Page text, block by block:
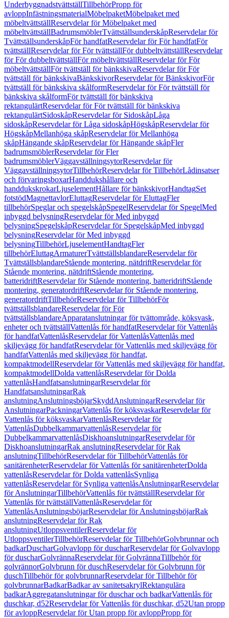
UnderbyggnadstvättställTillbehörPropp för
avloppInfästningsmaterialMöbelpaketMöbelpaket med
möbeltvättställReservdelar för Möbelpaket med
möbeltvättställBadrumsmöblerTvättställsunderskåpReservdelar för
TvättställsunderskåpFör handfatReservdelar för För handfatFör
tvättställReservdelar för För tvättställFör dubbeltvättställReservdelar
för För dubbeltvättställFör möbeltvättställReservdelar för För
möbeltvättställFör tvättställ för bänkskivaReservdelar för För
tvättställ för bänkskivaBänkskivorReservdelar för BänkskivorFör
tvättställ för bänkskiva skålformReservdelar för För tvättställ för
bänkskiva skålformFör tvättställ för bänkskiva
rektangulärtReservdelar för För tvättställ för bänkskiva
rektangulärtSidoskåpReservdelar för SidoskåpLåga
sidoskåpReservdelar för Låga sidoskåpHögskåpReservdelar för
HögskåpMellanhöga skåpReservdelar för Mellanhöga
skåpHängande skåpReservdelar för Hängande skåpFler
badrumsmöblerReservdelar för Fler
badrumsmöblerVäggavställningsytorReservdelar för
VäggavställningsytorTillbehörReservdelar för TillbehörLådinsatser
och förvaringsboxarHanddukshållare och
handdukskrokarLjuselementHållare för bänkskivorHandtagSet
fotstödMagnettavlorEluttagReservdelar för EluttagFler
tillbehörSpeglar och spegelskåpSpegelReservdelar för SpegelMed
inbyggd belysningReservdelar för Med inbyggd
belysningSpegelskåpReservdelar för SpegelskåpMed inbyggd
belysningReservdelar för Med inbyggd
belysningTillbehörLjuselementHandtagFler
tillbehörEluttagArmaturerTvättställsblandareReservdelar för
TvättställsblandareStående montering, nätdriftReservdelar för
Stående montering, nätdriftStående montering,
batteridriftReservdelar för Stående montering, batteridriftStående
montering, generatordriftReservdelar för Stående montering,
generatordriftTillbehörReservdelar för TillbehörFör
tvättställsblandareReservdelar för För
tvättställsblandareApparatanslutningar för tvättområde, köksvask,
enheter och tvättställVattenlås för handfatReservdelar för Vattenlås
för handfatVattenlåsReservdelar för VattenlåsVattenlås med
skiljevägg för handfatReservdelar för Vattenlås med skiljevägg för
handfatVattenlås med skiljevägg för handfat,
kompaktmodellReservdelar för Vattenlås med skiljevägg för handfat,
kompaktmodellDolda vattenlåsReservdelar för Dolda
vattenlåsHandfatsanslutningarReservdelar för
HandfatsanslutningarRak
anslutningAnslutningsböjarSkyddAnslutningarReservdelar för
AnslutningarPackningarVattenlås för köksvaskarReservdelar för
Vattenlås för köksvaskarVattenlåsReservdelar för
VattenlåsDubbelkammarvattenlåsReservdelar för
DubbelkammarvattenlåsDiskhoanslutningarReservdelar för
DiskhoanslutningarRak anslutningReservdelar för Rak
anslutningTillbehörReservdelar för TillbehörVattenlås för
sanitärenheterReservdelar för Vattenlås för sanitärenheterDolda
vattenlåsReservdelar för Dolda vattenlåsSynliga
vattenlåsReservdelar för Synliga vattenlåsAnslutningarReservdelar
för AnslutningarTillbehörVattenlås för tvättställReservdelar för
Vattenlås för tvättställVattenlåsReservdelar för
VattenlåsAnslutningsböjarReservdelar för AnslutningsböjarRak
anslutningReservdelar för Rak
anslutningUtloppsventilerReservdelar för
UtloppsventilerTillbehörReservdelar för TillbehörGolvbrunnar och
badkarDuscharGolvavlopp för duscharReservdelar för Golvavlopp
för duscharGolvrännaReservdelar för GolvrännaTillbehör för
golvrännorGolvbrunn för duschReservdelar för Golvbrunn för
duschTillbehör för golvbrunnarReservdelar för Tillbehör för
golvbrunnarBadkarBadkar av sanitetsakrylRektangulära
badkarAggregatanslutningar för duschar och badkarVattenlås för
duschkar, d52Reservdelar för Vattenlås för duschkar, d52Utan propp
för avloppReservdelar för Utan propp för avloppPropp för